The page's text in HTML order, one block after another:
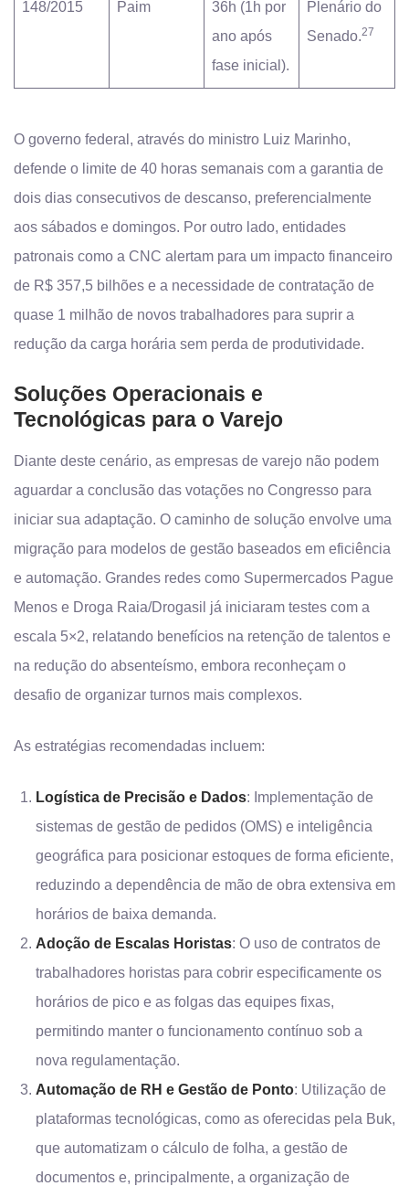
148/2015 Paim
36h (1h por
ano após
fase inicial).
Plenário do
Senado.27
O governo federal, através do ministro Luiz Marinho,
defende o limite de 40 horas semanais com a garantia de
dois dias consecutivos de descanso, preferencialmente
aos sábados e domingos. Por outro lado, entidades
patronais como a CNC alertam para um impacto financeiro
de R$ 357,5 bilhões e a necessidade de contratação de
quase 1 milhão de novos trabalhadores para suprir a
redução da carga horária sem perda de produtividade.
Soluções Operacionais e
Tecnológicas para o Varejo
Diante deste cenário, as empresas de varejo não podem
aguardar a conclusão das votações no Congresso para
iniciar sua adaptação. O caminho de solução envolve uma
migração para modelos de gestão baseados em eficiência
e automação. Grandes redes como Supermercados Pague
Menos e Droga Raia/Drogasil já iniciaram testes com a
escala 5×2, relatando benefícios na retenção de talentos e
na redução do absenteísmo, embora reconheçam o
desafio de organizar turnos mais complexos.
As estratégias recomendadas incluem:
Logística de Precisão e Dados: Implementação de
sistemas de gestão de pedidos (OMS) e inteligência
geográfica para posicionar estoques de forma eficiente,
reduzindo a dependência de mão de obra extensiva em
horários de baixa demanda.
Adoção de Escalas Horistas: O uso de contratos de
trabalhadores horistas para cobrir especificamente os
horários de pico e as folgas das equipes fixas,
permitindo manter o funcionamento contínuo sob a
nova regulamentação.
Automação de RH e Gestão de Ponto: Utilização de
plataformas tecnológicas, como as oferecidas pela Buk,
que automatizam o cálculo de folha, a gestão de
documentos e, principalmente, a organização de